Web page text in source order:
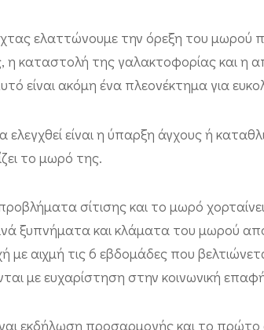
ελαττώνουμε την όρεξη του
η καταστολή της γαλακτοφορίας και η
είναι ακόμη ένα πλεονέκτημα για
ελεγχθεί είναι η ύπαρξη άγχους ή
το μωρό της.
σίτισης και το μωρό
ξυπνήματα και κλάματα του μωρού
με αιχμή τις 6 εβδομάδες που
με ευχαρίστηση στην κοινωνική
εκδήλωση προσαρμογής και το πρώτο